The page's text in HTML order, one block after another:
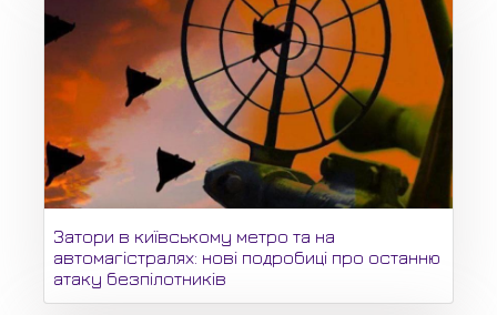
Затори в київському метро та на
автомагістралях: нові подробиці про останню
атаку безпілотників